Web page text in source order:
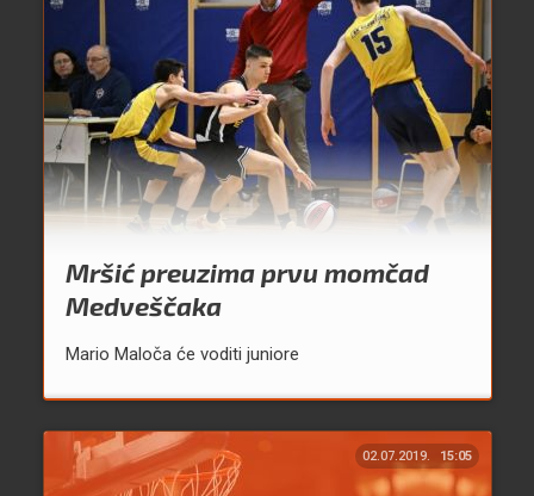
Mršić preuzima prvu momčad
Medveščaka
Mario Maloča će voditi juniore
02.07.2019. 15:05